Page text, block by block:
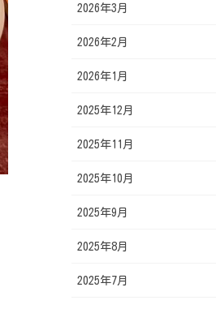
2026年3月
2026年2月
2026年1月
2025年12月
2025年11月
2025年10月
2025年9月
2025年8月
2025年7月